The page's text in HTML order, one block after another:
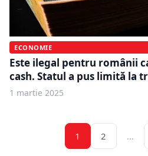
ECONOMIE
Este ilegal pentru românii
cash. Statul a pus limită la
1 martie 2025
1 2 …